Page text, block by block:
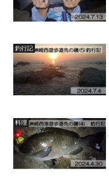
釣行記
料理